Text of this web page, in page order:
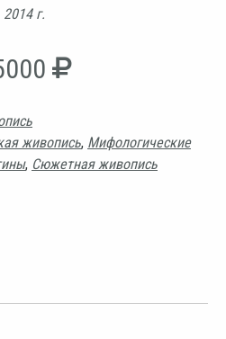
2014 г.
живопись, Мифологические
, Сюжетная живопись